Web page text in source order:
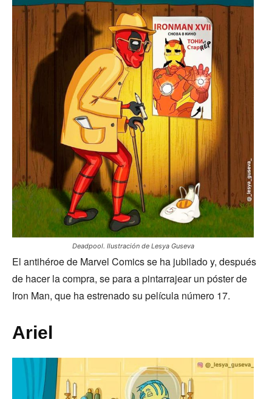
Deadpool. Ilustración de Lesya Guseva
El antihéroe de Marvel Comics se ha jubilado y, después
de hacer la compra, se para a pintarrajear un póster de
Iron Man, que ha estrenado su película número 17.
Ariel